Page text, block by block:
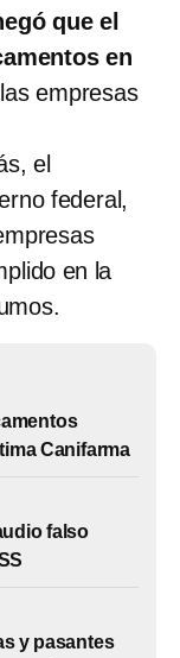
que el
en
empresas
el
federal,
en la
Canifarma
falso
y pasantes